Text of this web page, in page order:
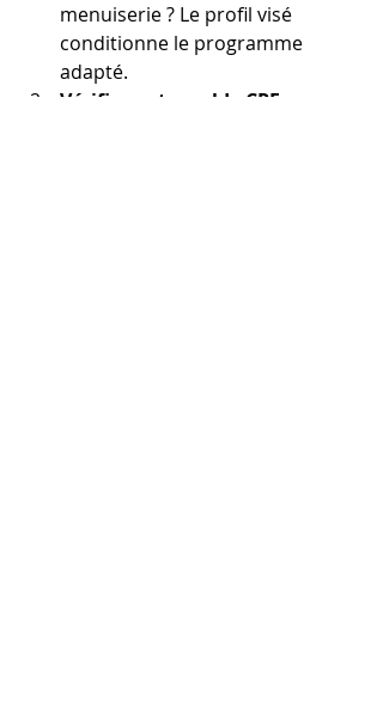
menuiserie ? Le profil visé
conditionne le programme
adapté.
Vérifiez votre solde CPF